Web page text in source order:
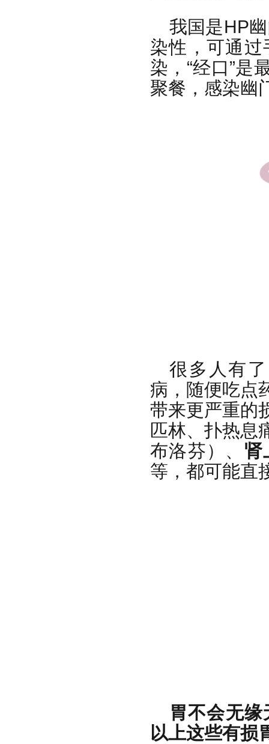
我国是HP
染性，可通
染，“经口”是
聚餐，感染幽
很多人有
病，随便吃点
带来更严重的
匹林、扑热息
布洛芬）、 肾
等，都可能直
胃不会无
以上这些有损